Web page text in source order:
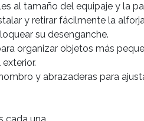
al tamaño del equipaje y la
y retirar fácilmente la
su desenganche.
organizar objetos más
y abrazaderas para